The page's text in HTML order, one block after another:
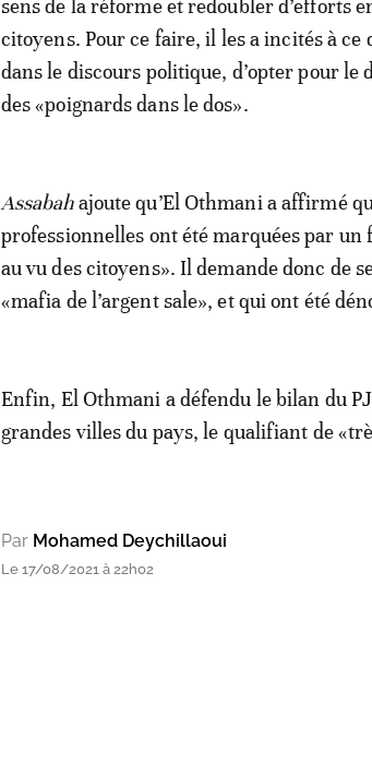
sens de la réforme et redoubler d’efforts
citoyens. Pour ce faire, il les a incités à ce
dans le discours politique, d’opter pour le
des «poignards dans le dos».
Assabahajoute qu’El Othmani a affirmé
professionnelles ont été marquées par un
au vu des citoyens». Il demande donc de
«mafia de l’argent sale», et qui ont été
Enfin, El Othmani a défendu le bilan du
grandes villes du pays, le qualifiant de
Par Mohamed Deychillaoui
Le 17/08/2021 à 22h02